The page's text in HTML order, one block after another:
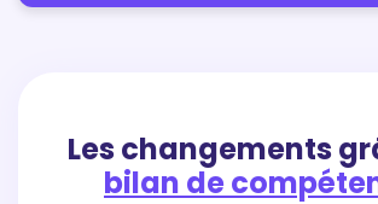
Les changements
bilan de